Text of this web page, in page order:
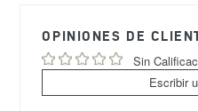
carrito
OPINIONES DE
Sin
Escribir